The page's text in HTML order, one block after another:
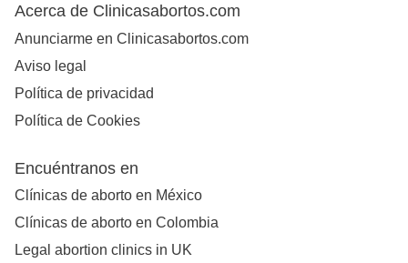
Acerca de Clinicasabortos.com
Anunciarme en Clinicasabortos.com
Aviso legal
Política de privacidad
Política de Cookies
Encuéntranos en
Clínicas de aborto en México
Clínicas de aborto en Colombia
Legal abortion clinics in UK